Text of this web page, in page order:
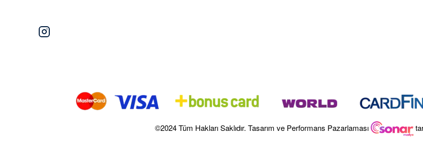
©2024 Tüm Hakları Saklıdır. Tasarım ve Performans Pazarlaması